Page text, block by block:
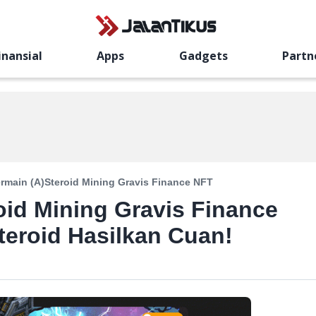
Apps Gadgets
(A)Steroid Mining Gravis Finance NFT
Mining Gravis Finance
Hasilkan Cuan!